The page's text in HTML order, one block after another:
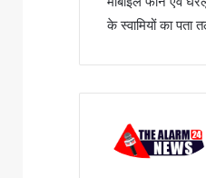
के स्वामियों का पता